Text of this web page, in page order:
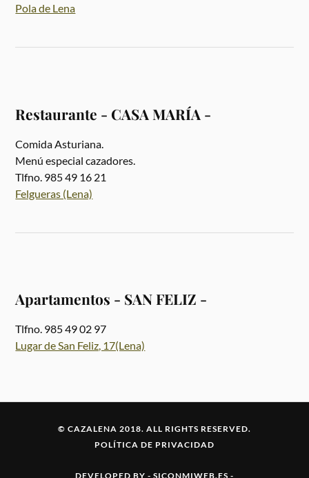
Pola de Lena
Restaurante - CASA MARÍA -
Comida Asturiana.
Menú especial cazadores.
Tlfno. 985 49 16 21
Felgueras (Lena)
Apartamentos - SAN FELIZ -
Tlfno. 985 49 02 97
Lugar de San Feliz, 17(Lena)
© CAZALENA 2018. ALL RIGHTS RESERVED.
POLÍTICA DE PRIVACIDAD
DEVELOPED BY - SICONMIWEB.ES -